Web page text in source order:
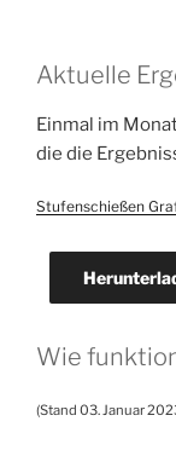
Aktuelle
Einmal im
die die
Stufenschießen
Wie
(Stand 03. Januar